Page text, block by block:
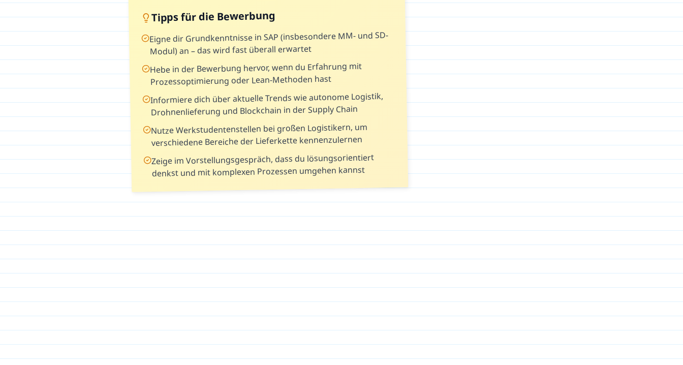
Tipps für die Bewerbung
Eigne dir Grundkenntnisse in SAP (insbesondere MM- und SD-
Modul) an – das wird fast überall erwartet
Hebe in der Bewerbung hervor, wenn du Erfahrung mit
Prozessoptimierung oder Lean-Methoden hast
Informiere dich über aktuelle Trends wie autonome Logistik,
Drohnenlieferung und Blockchain in der Supply Chain
Nutze Werkstudentenstellen bei großen Logistikern, um
verschiedene Bereiche der Lieferkette kennenzulernen
Zeige im Vorstellungsgespräch, dass du lösungsorientiert
denkst und mit komplexen Prozessen umgehen kannst